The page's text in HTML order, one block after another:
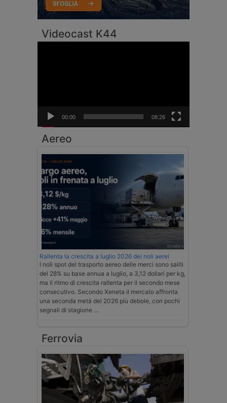
Videocast K44
00:00 08:26
Aereo
Rallenta la crescita a luglio 2026 dei noli aerei
I noli spot del trasporto aereo delle merci sono saliti
del 28% su base annua a luglio, a 3,12 dollari per kg,
ma il ritmo di crescita rallenta per il secondo mese
consecutivo. Secondo Xeneta il mercato affronta
una seconda metà del 2026 più debole, con pochi
segnali di stagione …
Ferrovia